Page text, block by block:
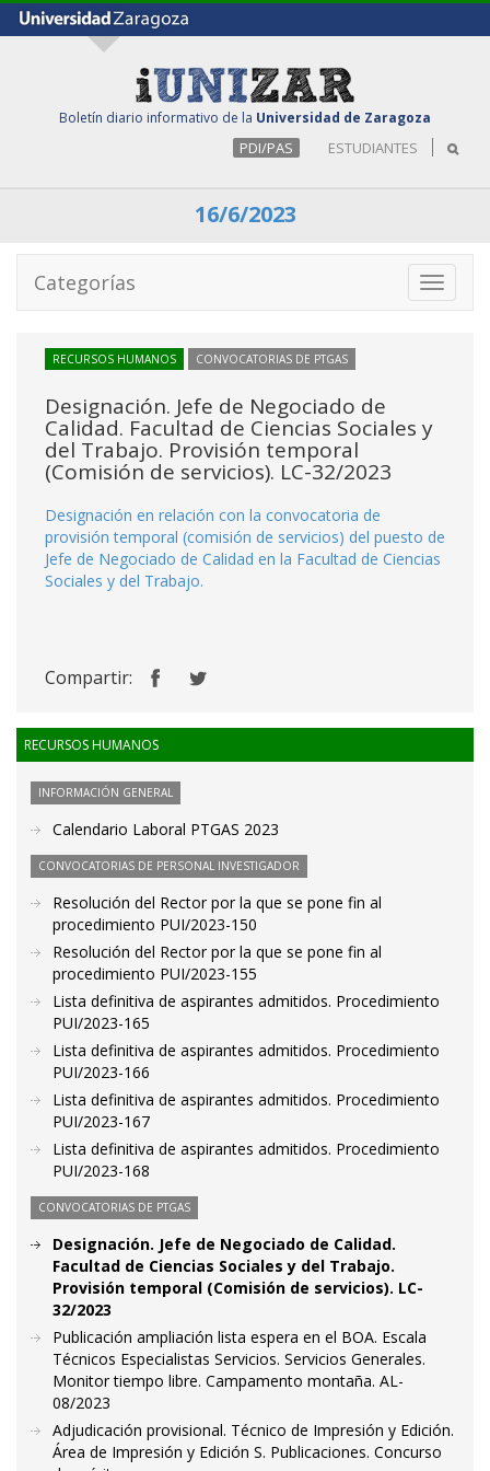
Boletín diario informativo de la Universidad de Zaragoza
PDI/PAS ESTUDIANTES
16/6/2023
Toggle
Categorías
RECURSOS HUMANOS CONVOCATORIAS DE PTGAS
Designación. Jefe de Negociado de
Calidad. Facultad de Ciencias Sociales y
del Trabajo. Provisión temporal
(Comisión de servicios). LC-32/2023
Designación en relación con la convocatoria de
provisión temporal (comisión de servicios) del puesto de
Jefe de Negociado de Calidad en la Facultad de Ciencias
Sociales y del Trabajo.
Compartir:
RECURSOS HUMANOS
INFORMACIÓN GENERAL
Calendario Laboral PTGAS 2023
CONVOCATORIAS DE PERSONAL INVESTIGADOR
Resolución del Rector por la que se pone fin al
procedimiento PUI/2023-150
Resolución del Rector por la que se pone fin al
procedimiento PUI/2023-155
Lista definitiva de aspirantes admitidos. Procedimiento
PUI/2023-165
Lista definitiva de aspirantes admitidos. Procedimiento
PUI/2023-166
Lista definitiva de aspirantes admitidos. Procedimiento
PUI/2023-167
Lista definitiva de aspirantes admitidos. Procedimiento
PUI/2023-168
CONVOCATORIAS DE PTGAS
Designación. Jefe de Negociado de Calidad.
Facultad de Ciencias Sociales y del Trabajo.
Provisión temporal (Comisión de servicios). LC-
32/2023
Publicación ampliación lista espera en el BOA. Escala
Técnicos Especialistas Servicios. Servicios Generales.
Monitor tiempo libre. Campamento montaña. AL-
08/2023
Adjudicación provisional. Técnico de Impresión y Edición.
Área de Impresión y Edición S. Publicaciones. Concurso